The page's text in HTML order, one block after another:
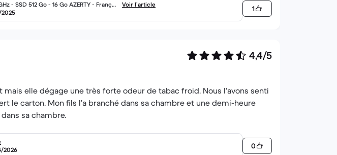
- SSD 512 Go - 16 Go AZERTY - Françai
Voir l’article
1
4,4/5
elle dégage une très forte odeur de tabac froid. Nous l’avons senti
le carton. Mon fils l’a branché dans sa chambre et une demi-heure
sa chambre.
2026 0